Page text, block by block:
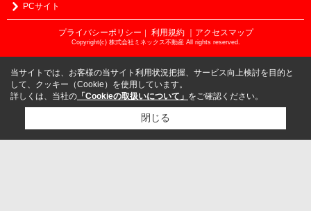
PCサイト
プライバシーポリシー ｜ 利用規約 ｜アクセスマップ
Copyright(c) 株式会社ミネックス不動産 All rights reserved.
当サイトでは、お客様の当サイト利用状況把握、サービス向上検討を目的と
して、クッキー（Cookie）を使用しています。
詳しくは、当社の 「Cookieの取扱いについて」 をご確認ください。
閉じる